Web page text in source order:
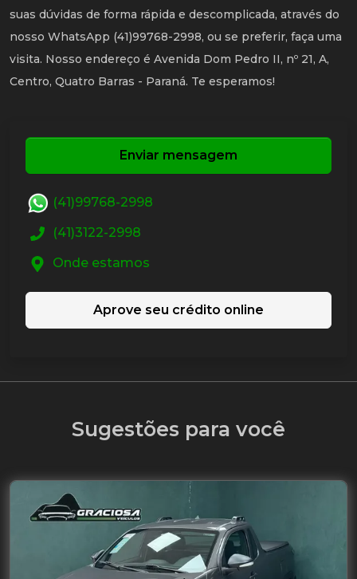
suas dúvidas de forma rápida e descomplicada, através do
nosso WhatsApp (41)99768-2998, ou se preferir, faça uma
visita. Nosso endereço é Avenida Dom Pedro II, nº 21, A,
Centro, Quatro Barras - Paraná. Te esperamos!
Enviar mensagem
(41)99768-2998
(41)3122-2998
Onde estamos
Aprove seu crédito online
Sugestões para você